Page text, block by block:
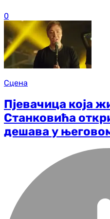
0
Сцена
Пјевачица која
Станковића
дешава у